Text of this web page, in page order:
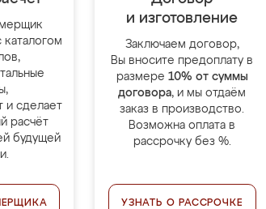
и сделает
расчёт
будущей
и изготовление
Заключаем договор,
Вы вносите предоплату в
размере 10% от суммы
договора, и мы отдаём
заказ в производство.
Возможна оплата в
рассрочку без %.
УЗНАТЬ О РАССРОЧКЕ